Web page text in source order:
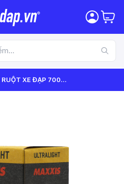
RUỘT XE ĐẠP 700...